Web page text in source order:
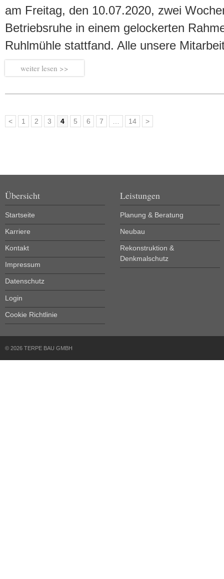
am Freitag, den 10.07.2020, zwei
Betriebsruhe in einem gelockerten
Ruhlmühle stattfand. Alle unsere
weiter
< 1 2 3 4 5 6 7 … 14 >
Übersicht
Startseite
Karriere
Kontakt
Impressum
Datenschutz
Login
Cookie Richtlinie
Leistungen
Planung & Beratung
Neubau
Rekonstruktion &
Denkmalschutz
© 2026 TERPE BAU GMBH